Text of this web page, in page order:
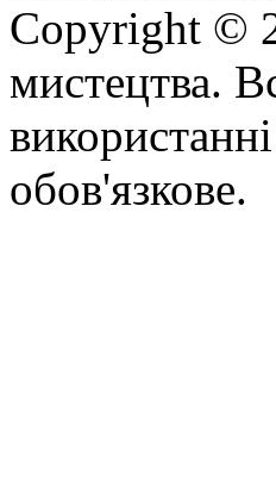
Copyright ©
мистецтва.
обов'язкове.